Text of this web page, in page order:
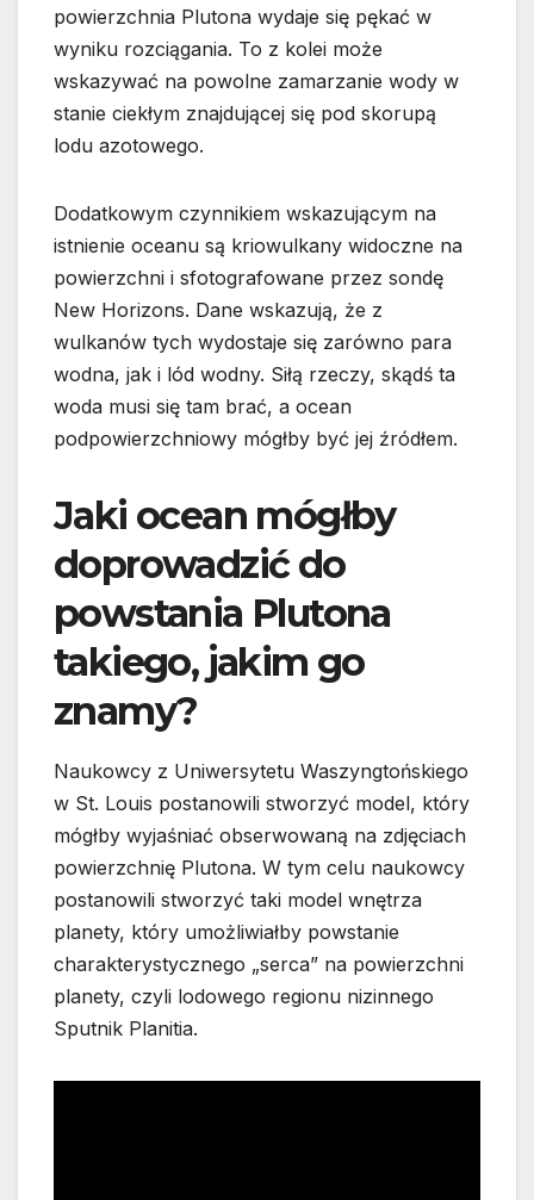
powierzchnia Plutona wydaje się pękać w
wyniku rozciągania. To z kolei może
wskazywać na powolne zamarzanie wody w
stanie ciekłym znajdującej się pod skorupą
lodu azotowego.
Dodatkowym czynnikiem wskazującym na
istnienie oceanu są kriowulkany widoczne na
powierzchni i sfotografowane przez sondę
New Horizons. Dane wskazują, że z
wulkanów tych wydostaje się zarówno para
wodna, jak i lód wodny. Siłą rzeczy, skądś ta
woda musi się tam brać, a ocean
podpowierzchniowy mógłby być jej źródłem.
Jaki ocean mógłby
doprowadzić do
powstania Plutona
takiego, jakim go
znamy?
Naukowcy z Uniwersytetu Waszyngtońskiego
w St. Louis postanowili stworzyć model, który
mógłby wyjaśniać obserwowaną na zdjęciach
powierzchnię Plutona. W tym celu naukowcy
postanowili stworzyć taki model wnętrza
planety, który umożliwiałby powstanie
charakterystycznego „serca” na powierzchni
planety, czyli lodowego regionu nizinnego
Sputnik Planitia.